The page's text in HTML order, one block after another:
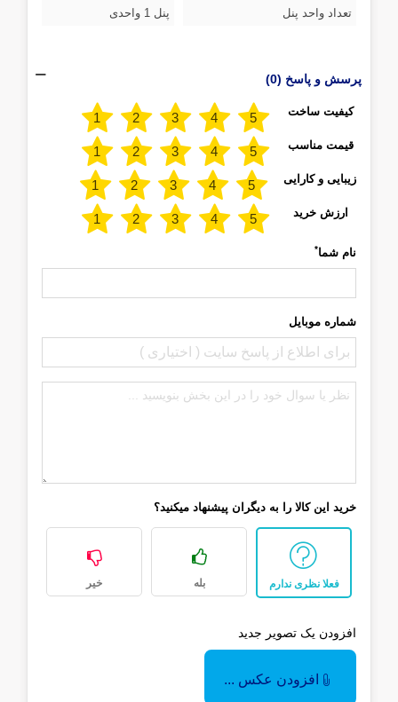
تعداد واحد پنل پنل 1 واحدی
پرسش و پاسخ (0)
کیفیت ساخت
قیمت مناسب
زیبایی و کارایی
ارزش خرید
نام شما*
شماره موبایل
خرید این کالا را به دیگران پیشنهاد میکنید؟
فعلا نظری ندارم بله خیر
افزودن یک تصویر جدید
افزودن عکس ...